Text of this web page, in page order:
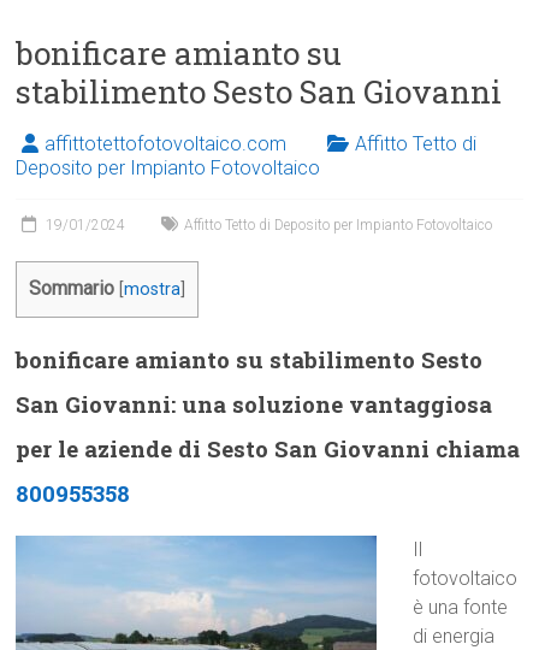
bonificare amianto su
stabilimento Sesto San Giovanni
affittotettofotovoltaico.com
Affitto Tetto di
Deposito per Impianto Fotovoltaico
19/01/2024 Affitto Tetto di Deposito per Impianto Fotovoltaico
Sommario [mostra
bonificare amianto su stabilimento Sesto
San Giovanni: una soluzione vantaggiosa
per le aziende di Sesto San Giovanni chiama
800955358
fotovoltaico
è una fonte
di energia